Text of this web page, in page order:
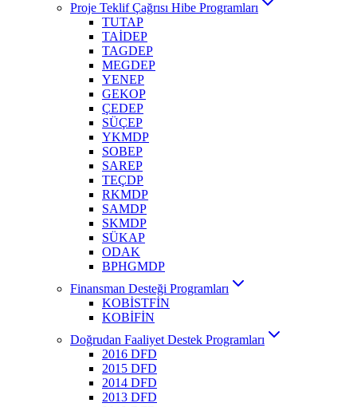
Proje Teklif Çağrısı Hibe Programları
TUTAP
TAİDEP
TAGDEP
MEGDEP
YENEP
GEKOP
ÇEDEP
SÜÇEP
YKMDP
SOBEP
SAREP
TEÇDP
RKMDP
SAMDP
SKMDP
SÜKAP
ODAK
BPHGMDP
Finansman Desteği Programları
KOBİSTFİN
KOBİFİN
Doğrudan Faaliyet Destek Programları
2016 DFD
2015 DFD
2014 DFD
2013 DFD